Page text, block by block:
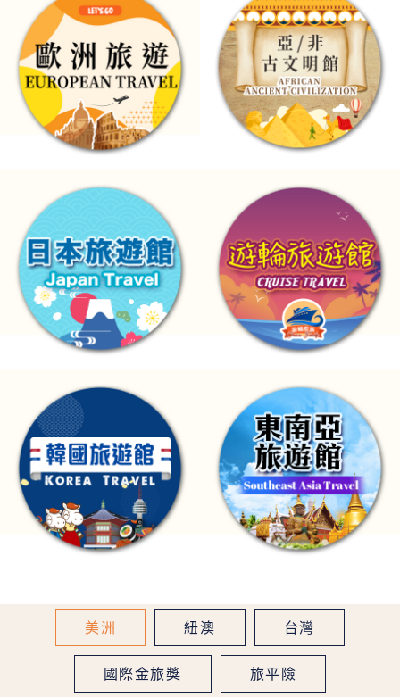
美洲 紐澳 台灣
國際金旅獎 旅平險